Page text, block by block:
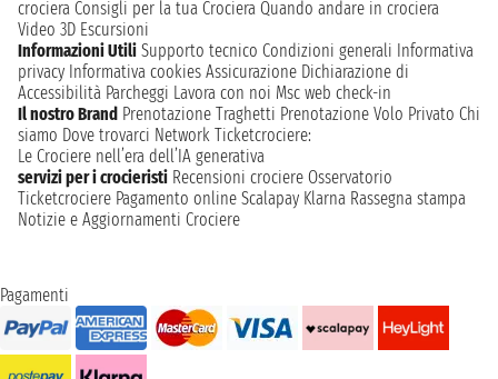
crociera Consigli per la tua Crociera Quando andare in crociera
Video 3D Escursioni
Informazioni Utili Supporto tecnico Condizioni generali Informativa
privacy Informativa cookies Assicurazione Dichiarazione di
Accessibilità Parcheggi Lavora con noi Msc web check-in
Il nostro Brand Prenotazione Traghetti Prenotazione Volo Privato Chi
siamo Dove trovarci Network Ticketcrociere:
Le Crociere nell’era dell’IA generativa
servizi per i crocieristi Recensioni crociere Osservatorio
Ticketcrociere Pagamento online Scalapay Klarna Rassegna stampa
Notizie e Aggiornamenti Crociere
Pagamenti